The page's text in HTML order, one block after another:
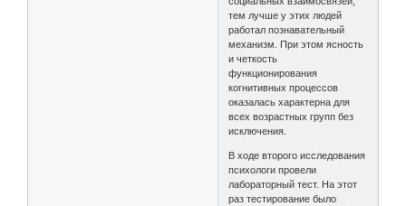
тем лучше у этих людей
работал познавательный
механизм. При этом ясность
и четкость
функционирования
когнитивных процессов
оказалась характерна для
всех возрастных групп без
исключения.
В ходе второго исследования
психологи провели
лабораторный тест. На этот
раз тестирование было